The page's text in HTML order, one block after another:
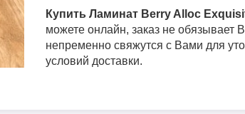
Купить Ламинат Berry Alloc
можете онлайн, заказ не обязывает
непременно свяжутся с Вами для
условий доставки.